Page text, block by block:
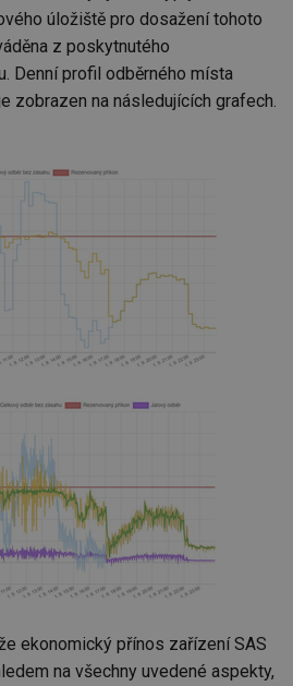
úložiště pro dosažení tohoto
z poskytnutého
Denní profil odběrného místa
zobrazen na následujících grafech.
ekonomický přínos zařízení SAS
na všechny uvedené aspekty,